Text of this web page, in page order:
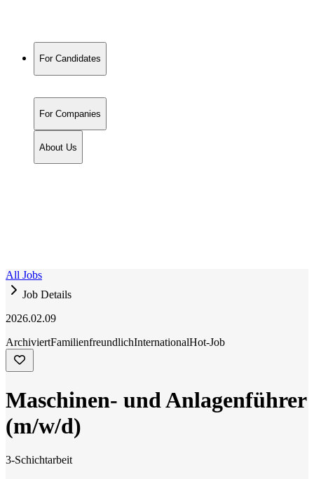
For Candidates
For Companies
About Us
All Jobs
Job Details
2026.02.09
ArchiviertFamilienfreundlichInternationalHot-Job
Maschinen- und Anlagenführer
(m/w/d)
3-Schichtarbeit